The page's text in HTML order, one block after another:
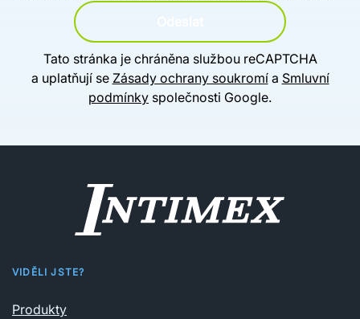
Tato stránka je chráněna službou reCAPTCHA
a uplatňují se Zásady ochrany soukromía Smluvní
podmínky společnosti Google.
VIDĚLI JSTE?
Produkty